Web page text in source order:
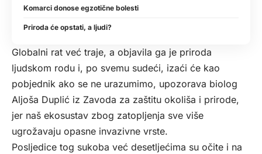
Komarci donose egzotične bolesti
Priroda će opstati, a ljudi?
Globalni rat već traje, a objavila ga je priroda
ljudskom rodu i, po svemu sudeći, izaći će kao
pobjednik ako se ne urazumimo, upozorava biolog
Aljoša Duplić iz Zavoda za zaštitu okoliša i prirode,
jer naš ekosustav zbog zatopljenja sve više
ugrožavaju opasne invazivne vrste.
Posljedice tog sukoba već desetljećima su očite i na